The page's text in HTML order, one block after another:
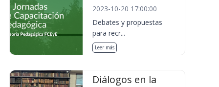
2023-10-20 17:00:00
Debates y propuestas
para recr...
Leer más
Diálogos en la